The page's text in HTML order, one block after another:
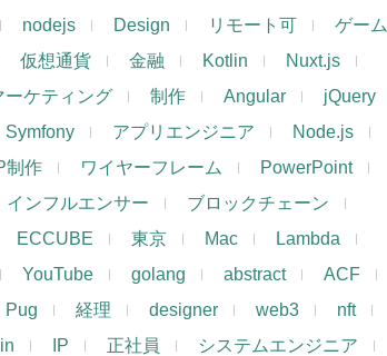
nodejs Design リモート可
ゲーム
仮想通貨 金融 Kotlin
Nuxt.js
ーケティング 制作 Angular
jQuery
Symfony アプリエンジニア
Node.js
制作 ワイヤーフレーム PowerPoint
インフルエンサー
ブロックチェーン
ECCUBE 東京 Mac
Lambda
YouTube golang abstract
ACF
Pug 経理 designer web3
nft
IP 正社員 システムエンジニア